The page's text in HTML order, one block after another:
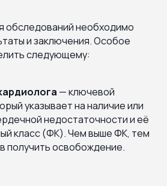
обследований необходимо
и заключения. Особое
следующему:
— ключевой
указывает на наличие или
недостаточности и её
класс (ФК). Чем выше ФК, тем
получить освобождение.